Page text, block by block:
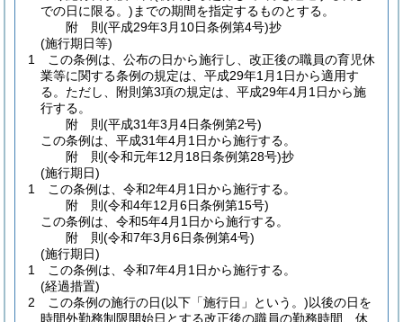
での日に限る。) までの期間を指定するものとする。
附 則(平成29年3月10日条例第4号)抄
(施行期日等)
1
この条例は、公布の日から施行し、改正後の職員の育児休
業等に関する条例の規定は、平成29年1月1日から適用す
る。 ただし、附則第3項の規定は、平成29年4月1日から施
行する。
附 則(平成31年3月4日条例第2号)
この条例は、平成31年4月1日から施行する。
附 則(令和元年12月18日条例第28号)抄
(施行期日)
1
この条例は、令和2年4月1日から施行する。
附 則(令和4年12月6日条例第15号)
この条例は、令和5年4月1日から施行する。
附 則(令和7年3月6日条例第4号)
(施行期日)
1
この条例は、令和7年4月1日から施行する。
(経過措置)
2
この条例の施行の日(以下「施行日」という。)以後の日を
時間外勤務制限開始日とする改正後の職員の勤務時間、休